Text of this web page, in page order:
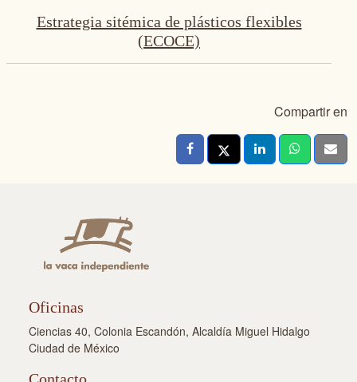
Estrategia sitémica de plásticos flexibles
(ECOCE)
Compartir en
Oficinas
Ciencias 40, Colonia Escandón, Alcaldía Miguel Hidalgo
Ciudad de México